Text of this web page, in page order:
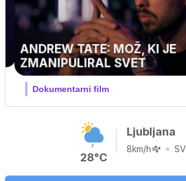
UEFA SUPERPOKAL
V živo na VOYO: sreda ob 20.30
28°C
Ljubljana
8km/h SV